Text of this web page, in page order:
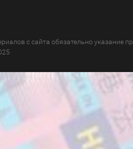
с сайта обязательно указание